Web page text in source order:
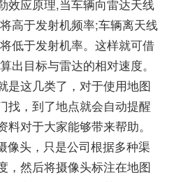
效应原理,当车辆向雷达天线
高于发射机频率;车辆离天线
低于发射机率。这样就可借
出目标与雷达的相对速度。
是这几类了，对于使用地图
找，到了地点就会自动提醒
对于大家能够带来帮助。
像头，只是公司根据多种渠
，然后将摄像头标注在地图